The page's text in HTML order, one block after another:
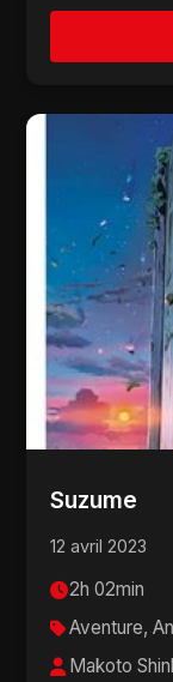
Suzume
12 avril 2023
2h 02min
Aventure,
Makoto